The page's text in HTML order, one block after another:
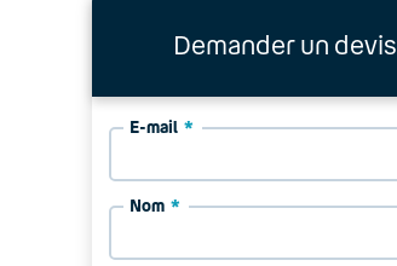
Demander un devis
E-mail
Nom